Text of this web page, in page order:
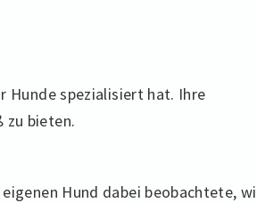
Hunde spezialisiert hat. Ihre
zu bieten.
Hund dabei beobachtete,